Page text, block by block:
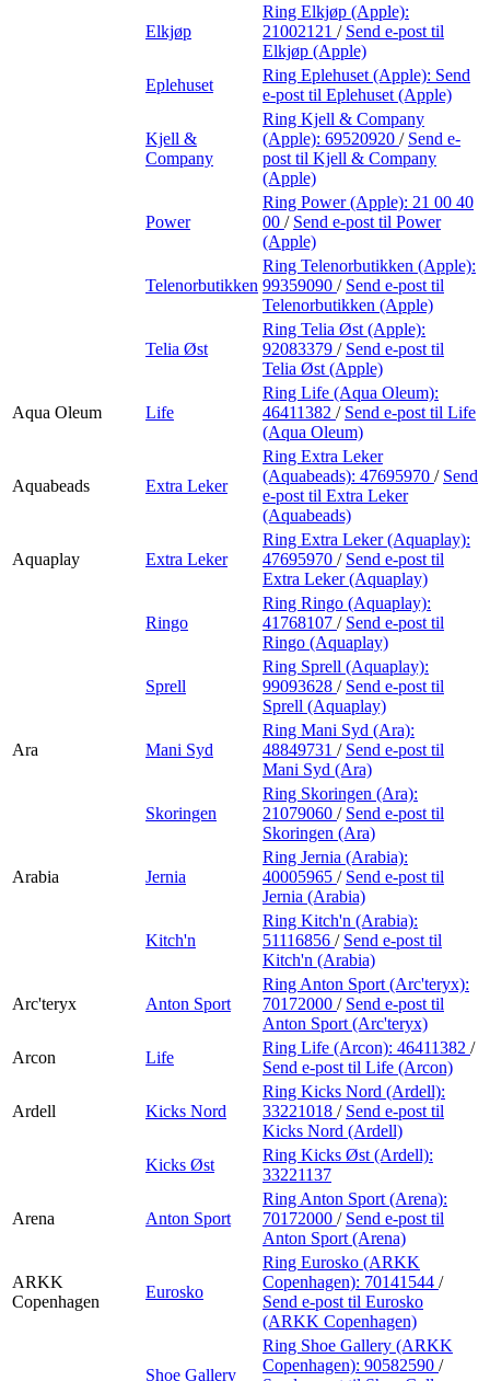
Elkjøp
Ring Elkjøp (Apple):
21002121 / Send e-post til
Elkjøp (Apple)
Eplehuset
Ring Eplehuset (Apple): Send
e-post til Eplehuset (Apple)
Kjell &
Company
Ring Kjell & Company
(Apple): 69520920 / Send e-
post til Kjell & Company
(Apple)
Power
Ring Power (Apple): 21 00 40
00 / Send e-post til Power
(Apple)
Telenorbutikken
Ring Telenorbutikken (Apple):
99359090 / Send e-post til
Telenorbutikken (Apple)
Telia Øst
Ring Telia Øst (Apple):
92083379 / Send e-post til
Telia Øst (Apple)
Aqua Oleum Life
Ring Life (Aqua Oleum):
46411382 / Send e-post til Life
(Aqua Oleum)
Aquabeads Extra Leker
Ring Extra Leker
(Aquabeads): 47695970 / Send
e-post til Extra Leker
(Aquabeads)
Aquaplay Extra Leker
Ring Extra Leker (Aquaplay):
47695970 / Send e-post til
Extra Leker (Aquaplay)
Ringo
Ring Ringo (Aquaplay):
41768107 / Send e-post til
Ringo (Aquaplay)
Sprell
Ring Sprell (Aquaplay):
99093628 / Send e-post til
Sprell (Aquaplay)
Ara Mani Syd
Ring Mani Syd (Ara):
48849731 / Send e-post til
Mani Syd (Ara)
Skoringen
Ring Skoringen (Ara):
21079060 / Send e-post til
Skoringen (Ara)
Arabia Jernia
Ring Jernia (Arabia):
40005965 / Send e-post til
Jernia (Arabia)
Kitch'n
Ring Kitch'n (Arabia):
51116856 / Send e-post til
Kitch'n (Arabia)
Arc'teryx Anton Sport
Ring Anton Sport (Arc'teryx):
70172000 / Send e-post til
Anton Sport (Arc'teryx)
Arcon
Life
Ring Life (Arcon): 46411382 /
Send e-post til Life (Arcon)
Ardell Kicks Nord
Ring Kicks Nord (Ardell):
33221018 / Send e-post til
Kicks Nord (Ardell)
Kicks Øst
Ring Kicks Øst (Ardell):
33221137
Arena Anton Sport
Ring Anton Sport (Arena):
70172000 / Send e-post til
Anton Sport (Arena)
ARKK
Copenhagen
Eurosko
Ring Eurosko (ARKK
Copenhagen): 70141544 /
Send e-post til Eurosko
(ARKK Copenhagen)
Shoe Gallery
Ring Shoe Gallery (ARKK
Copenhagen): 90582590 /